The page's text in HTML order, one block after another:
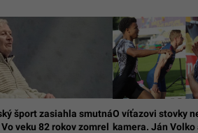
šport zasiahla smutná
veku 82 rokov zomrel
O víťazovi stovky
kamera. Ján Volko